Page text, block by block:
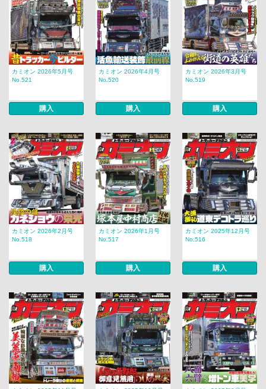
カミオン 2026年5月号
No.521
購入
カミオン 2026年4月号
No.520
購入
カミオン 2026年3月号
No.519
購入
カミオン 2026年2月号
No.518
購入
カミオン 2026年1月号
No.517
購入
カミオン 2025年12月号
No.516
購入